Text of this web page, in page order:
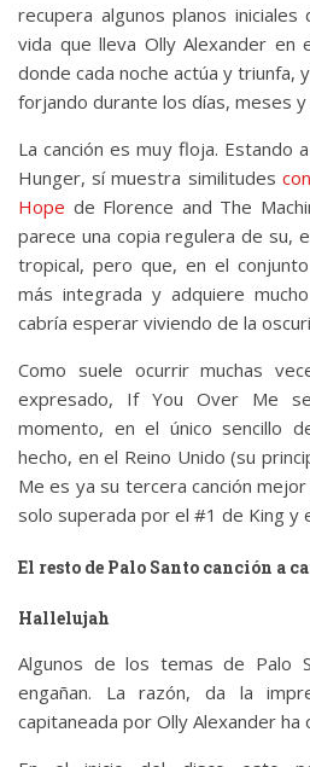
recupera algunos planos
vida que lleva Olly Alexander en
donde cada noche actúa y triunfa,
forjando durante los días, meses y
La canción es muy floja. Estando
Hunger, sí muestra similitudes
Hope de Florence and The
parece una copia regulera de su,
tropical, pero que, en el
más integrada y adquiere
cabría esperar viviendo de la
Como suele ocurrir muchas
expresado, If You Over Me
momento, en el único sencillo
hecho, en el Reino Unido (su
Me es ya su tercera canción
solo superada por el #1 de King y
El resto de Palo Santo canción a
Hallelujah
Algunos de los temas de Palo
engañan. La razón, da la
capitaneada por Olly Alexander ha